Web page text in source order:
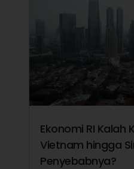
Ekonomi RI Kalah
Vietnam hingga
Penyebabnya?